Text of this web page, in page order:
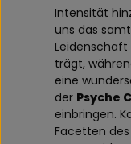
Intensität
uns das
Leidenschaft
trägt,
eine
der Psyche
einbringen.
Facetten